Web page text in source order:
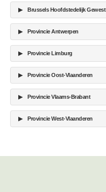
▶ Brussels Hoofdstedelijk Gewest
▶ Provincie Antwerpen
▶ Provincie Limburg
▶ Provincie Oost-Vlaanderen
▶ Provincie Vlaams-Brabant
▶ Provincie West-Vlaanderen